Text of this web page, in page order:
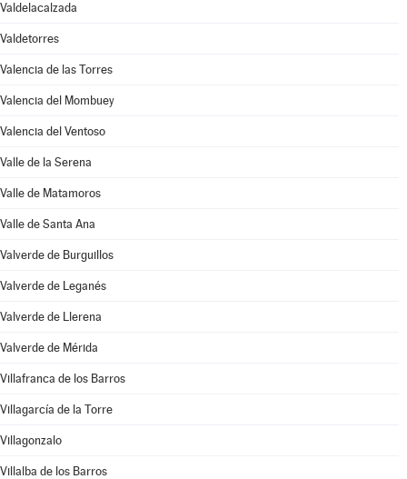
Valdelacalzada
Valdetorres
Valencia de las Torres
Valencia del Mombuey
Valencia del Ventoso
Valle de la Serena
Valle de Matamoros
Valle de Santa Ana
Valverde de Burguillos
Valverde de Leganés
Valverde de Llerena
Valverde de Mérida
Villafranca de los Barros
Villagarcía de la Torre
Villagonzalo
Villalba de los Barros